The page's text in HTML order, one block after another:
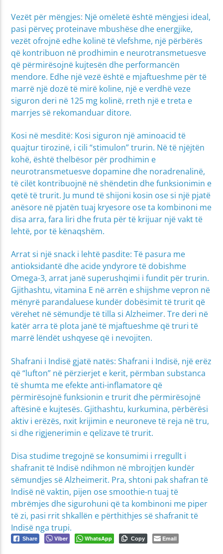
Vezët për mëngjes: Një omëletë është mëngjesi ideal,
pasi përveç proteinave mbushëse dhe energjike,
vezët ofrojnë edhe kolinë të vlefshme, një përbërës
që kontribuon në prodhimin e neurotransmetuesve
që përmirësojnë kujtesën dhe performancën
mendore. Edhe një vezë është e mjaftueshme për të
marrë një dozë të mirë koline, një e verdhë veze
siguron deri në 125 mg kolinë, rreth një e treta e
marrjes së rekomanduar ditore.
Kosi në mesditë: Kosi siguron një aminoacid të
quajtur tirozinë, i cili “stimulon” trurin. Në të njëjtën
kohë, është thelbësor për prodhimin e
neurotransmetuesve dopamine dhe noradrenalinë,
të cilët kontribuojnë në shëndetin dhe funksionimin e
qetë të trurit. Ju mund të shijoni kosin ose si një pjatë
anësore në pjatën tuaj kryesore ose ta kombinoni me
disa arra, fara liri dhe fruta për të krijuar një vakt të
lehtë, por të kënaqshëm.
Arrat si një snack i lehtë pasdite: Të pasura me
antioksidantë dhe acide yndyrore të dobishme
Omega-3, arrat janë superushqimi i fundit për trurin.
Gjithashtu, vitamina E në arrën e shijshme vepron në
mënyrë parandaluese kundër dobësimit të trurit që
vërehet në sëmundje të tilla si Alzheimer. Tre deri në
katër arra të plota janë të mjaftueshme që truri të
marrë lëndët ushqyese që i nevojiten.
Shafrani i Indisë gjatë natës: Shafrani i Indisë, një erëz
që “lufton” në përzierjet e kerit, përmban substanca
të shumta me efekte anti-inflamatore që
përmirësojnë funksionin e trurit dhe përmirësojnë
aftësinë e kujtesës. Gjithashtu, kurkumina, përbërësi
aktiv i erëzës, nxit krijimin e neuroneve të reja në tru,
si dhe rigjenerimin e qelizave të trurit.
Disa studime tregojnë se konsumimi i rregullt i
shafranit të Indisë ndihmon në mbrojtjen kundër
sëmundjes së Alzheimerit. Pra, shtoni pak shafran të
Indisë në vaktin, pijen ose smoothie-n tuaj të
mbrëmjes dhe sigurohuni që ta kombinoni me piper
të zi, pasi rrit shkallën e përthithjes së shafranit të
Indisë nga trupi.
Share Viber WhatsApp Copy Email